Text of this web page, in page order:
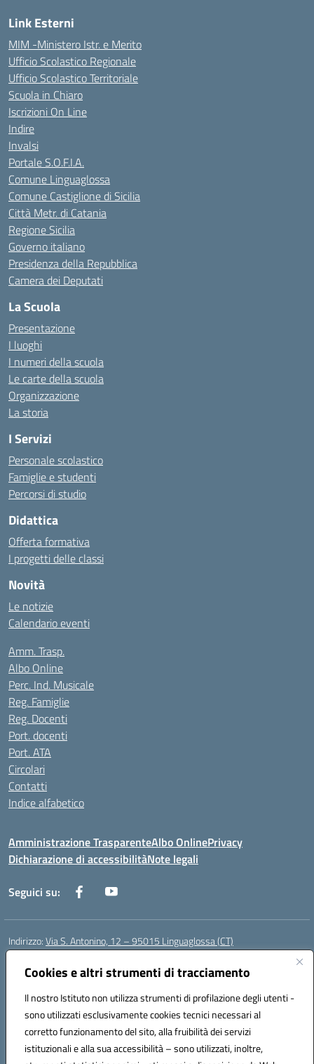
Cookies e altri strumenti di tracciamento
Il nostro Istituto non utilizza strumenti di profilazione degli utenti -
sono utilizzati esclusivamente cookies tecnici necessari al
corretto funzionamento del sito, alla fruibilità dei servizi
istituzionali e alla sua accessibilità – sono utilizzati, inoltre,
Link Esterni
MIM -Ministero Istr. e Merito
Ufficio Scolastico Regionale
Ufficio Scolastico Territoriale
Scuola in Chiaro
Iscrizioni On Line
Indire
Invalsi
Portale S.O.F.I.A.
Comune Linguaglossa
Comune Castiglione di Sicilia
Città Metr. di Catania
Regione Sicilia
Governo italiano
Presidenza della Repubblica
Camera dei Deputati
La Scuola
Presentazione
I luoghi
I numeri della scuola
Le carte della scuola
Organizzazione
La storia
I Servizi
Personale scolastico
Famiglie e studenti
Percorsi di studio
Didattica
Offerta formativa
I progetti delle classi
Novità
Le notizie
Calendario eventi
Amm. Trasp.
Albo Online
Perc. Ind. Musicale
Reg. Famiglie
Reg. Docenti
Port. docenti
Port. ATA
Circolari
Contatti
Indice alfabetico
Amministrazione TrasparenteAlbo OnlinePrivacy
Dichiarazione di accessibilitàNote legali
Seguici su:
Indirizzo:Via S. Antonino, 12 – 95015 Linguaglossa (CT)
Centralino:
Posta elettronica certificata (PEC):ctic83200r@pec.istruzione.it
Codice fiscale: 83002470876
Codice meccanografico:CTIC83200R
Codice Indice delle Pubbliche Amministrazioni (IPA): istsc_CTIC83200R
Codice unico di fatturazione (CUF): UF7TEB